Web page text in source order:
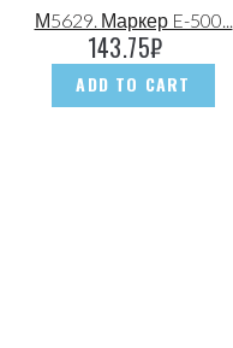
М5629. Маркер E-500...
143.75₽
ADD TO CART